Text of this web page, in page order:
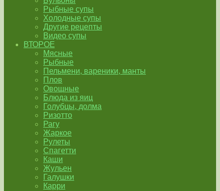
Рыбные супы
Холодные супы
Другие рецепты
Видео супы
ВТОРОЕ
Мясные
Рыбные
Пельмени, вареники, манты
Плов
Овощные
Блюда из яиц
Голубцы, долма
Ризотто
Рагу
Жаркое
Рулеты
Спагетти
Каши
Жульен
Галушки
Карри